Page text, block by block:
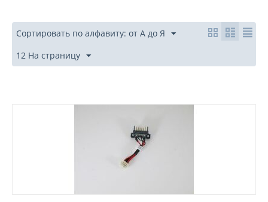
Сортировать по алфавиту: от А до Я
12 На страницу